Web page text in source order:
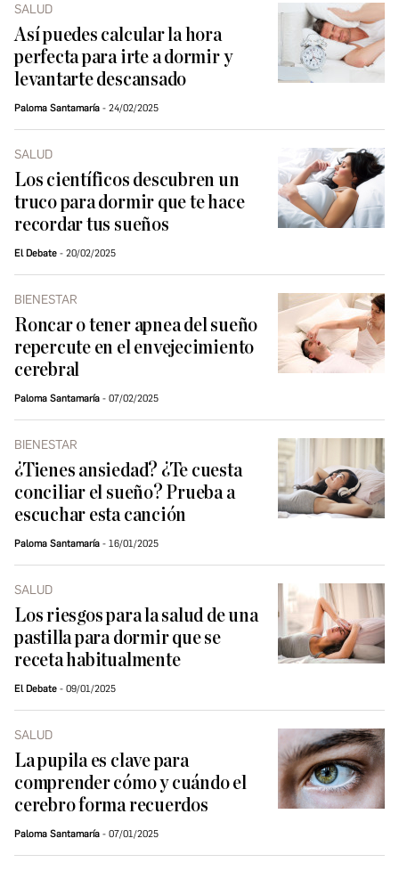
SALUD
Así puedes calcular la hora
perfecta para irte a dormir y
levantarte descansado
Paloma Santamaría 24/02/2025
SALUD
Los científicos descubren un
truco para dormir que te hace
recordar tus sueños
El Debate 20/02/2025
BIENESTAR
Roncar o tener apnea del sueño
repercute en el envejecimiento
cerebral
Paloma Santamaría 07/02/2025
BIENESTAR
¿Tienes ansiedad? ¿Te cuesta
conciliar el sueño? Prueba a
escuchar esta canción
Paloma Santamaría 16/01/2025
SALUD
Los riesgos para la salud de una
pastilla para dormir que se
receta habitualmente
El Debate 09/01/2025
SALUD
La pupila es clave para
comprender cómo y cuándo el
cerebro forma recuerdos
Paloma Santamaría 07/01/2025